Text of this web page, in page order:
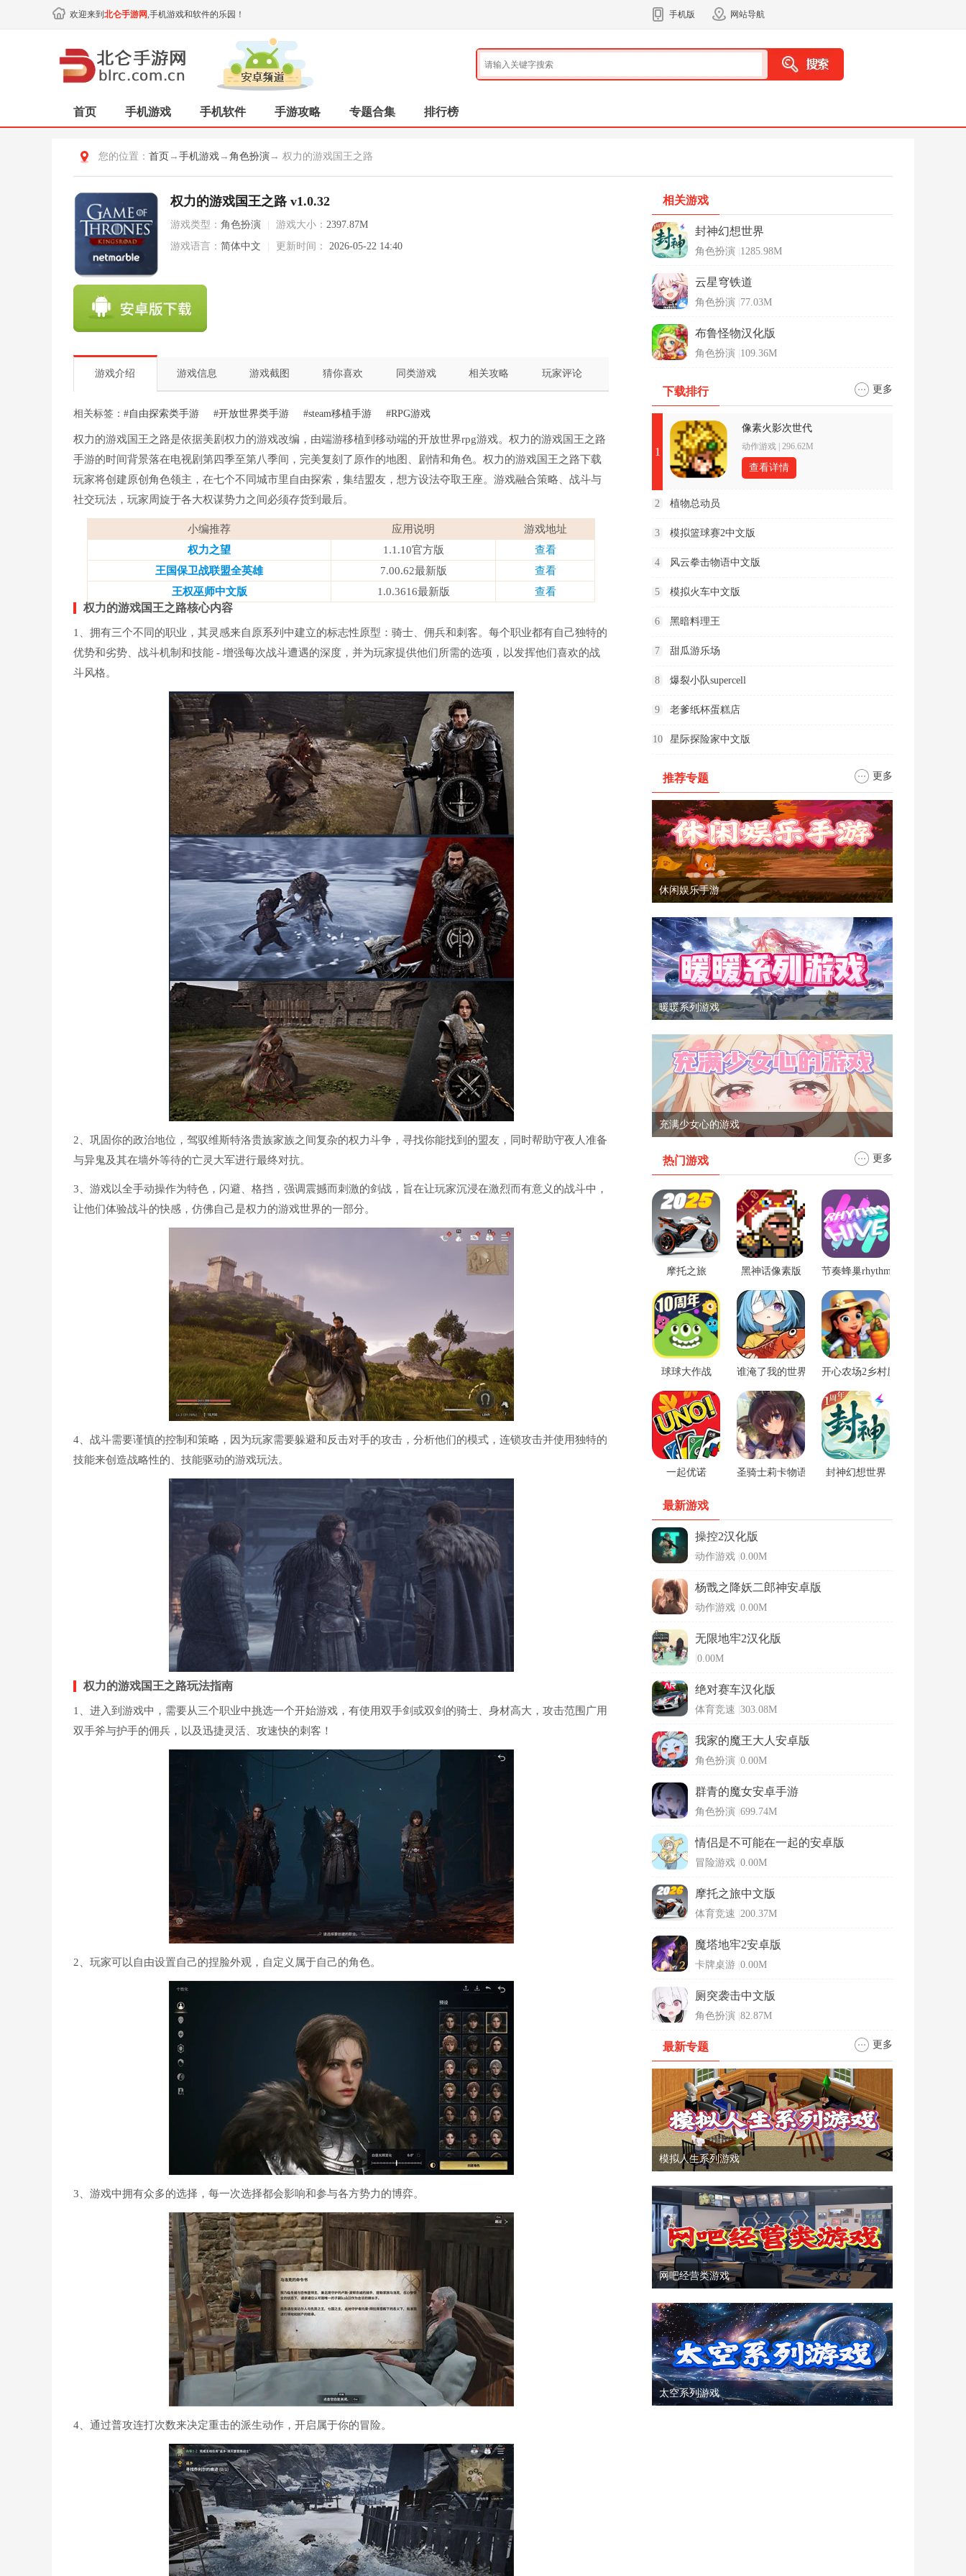
欢迎来到 北仑手游网,手机游戏和软件的乐园！ 手机版 网站导航
首页 手机游戏 手机软件 手游攻略 专题合集 排行榜
您的位置： 首页 → 手机游戏 → 角色扮演 → 权力的游戏国王之路
权力的游戏国王之路 v1.0.32
游戏类型： 角色扮演 游戏大小： 2397.87M
游戏语言： 简体中文 更新时间： 2026-05-22 14:40
游戏介绍 游戏信息 游戏截图 猜你喜欢 同类游戏 相关攻略 玩家评论
相关标签： #自由探索类手游 #开放世界类手游 #steam移植手游 #RPG游戏
权力的游戏国王之路是依据美剧权力的游戏改编，由端游移植到移动端的开放世界rpg游戏。权力的游戏国王之路
手游的时间背景落在电视剧第四季至第八季间，完美复刻了原作的地图、剧情和角色。权力的游戏国王之路下载
玩家将创建原创角色领主，在七个不同城市里自由探索，集结盟友，想方设法夺取王座。游戏融合策略、战斗与
社交玩法，玩家周旋于各大权谋势力之间必须存货到最后。
小编推荐 应用说明
游戏地址
权力之望
1.1.10官方版
查看
王国保卫战联盟全英雄
7.00.62最新版
查看
王权巫师中文版
1.0.3616最新版 查看
权力的游戏国王之路核心内容
1、拥有三个不同的职业，其灵感来自原系列中建立的标志性原型：骑士、佣兵和刺客。每个职业都有自己独特的
优势和劣势、战斗机制和技能 - 增强每次战斗遭遇的深度，并为玩家提供他们所需的选项，以发挥他们喜欢的战
斗风格。
2、巩固你的政治地位，驾驭维斯特洛贵族家族之间复杂的权力斗争，寻找你能找到的盟友，同时帮助守夜人准备
与异鬼及其在墙外等待的亡灵大军进行最终对抗。
3、游戏以全手动操作为特色，闪避、格挡，强调震撼而刺激的剑战，旨在让玩家沉浸在激烈而有意义的战斗中，
让他们体验战斗的快感，仿佛自己是权力的游戏世界的一部分。
4、战斗需要谨慎的控制和策略，因为玩家需要躲避和反击对手的攻击，分析他们的模式，连锁攻击并使用独特的
技能来创造战略性的、技能驱动的游戏玩法。
权力的游戏国王之路玩法指南
1、进入到游戏中，需要从三个职业中挑选一个开始游戏，有使用双手剑或双剑的骑士、身材高大，攻击范围广用
双手斧与护手的佣兵，以及迅捷灵活、攻速快的刺客！
2、玩家可以自由设置自己的捏脸外观，自定义属于自己的角色。
3、游戏中拥有众多的选择，每一次选择都会影响和参与各方势力的博弈。
4、通过普攻连打次数来决定重击的派生动作，开启属于你的冒险。
相关游戏
封神幻想世界
角色扮演 1285.98M
云星穹铁道
角色扮演 77.03M
布鲁怪物汉化版
角色扮演 109.36M
下载排行 更多
1
像素火影次世代
动作游戏 296.62M
查看详情
2 植物总动员
3 模拟篮球赛2中文版
4 风云拳击物语中文版
5 模拟火车中文版
6 黑暗料理王
7 甜瓜游乐场
8 爆裂小队supercell
9 老爹纸杯蛋糕店
10 星际探险家中文版
推荐专题 更多
休闲娱乐手游
暖暖系列游戏
充满少女心的游戏
热门游戏 更多
摩托之旅 黑神话像素版 节奏蜂巢rhythm hive
球球大作战 谁淹了我的世界游戏开心农场2乡村度假中文版
一起优诺 圣骑士莉卡物语安卓手游封神幻想世界
最新游戏
操控2汉化版
动作游戏 0.00M
杨戬之降妖二郎神安卓版
动作游戏 0.00M
无限地牢2汉化版
0.00M
绝对赛车汉化版
体育竞速 303.08M
我家的魔王大人安卓版
角色扮演 0.00M
群青的魔女安卓手游
角色扮演 699.74M
情侣是不可能在一起的安卓版
冒险游戏 0.00M
摩托之旅中文版
体育竞速 200.37M
魔塔地牢2安卓版
卡牌桌游 0.00M
厕突袭击中文版
角色扮演 82.87M
最新专题 更多
模拟人生系列游戏
网吧经营类游戏
太空系列游戏